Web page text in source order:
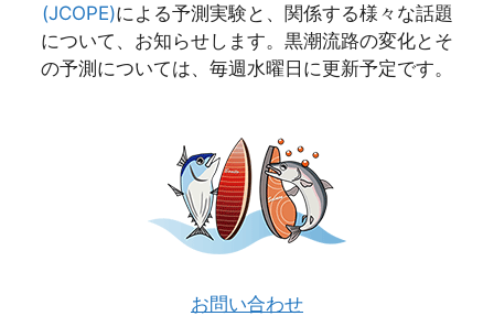
(JCOPE)による予測実験と、関係する様々な話題
について、お知らせします。黒潮流路の変化とそ
の予測については、毎週水曜日に更新予定です。
お問い合わせ